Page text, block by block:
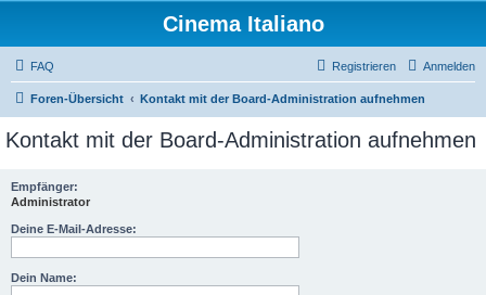
Cinema Italiano
FAQ Anmelden
Registrieren
Foren-Übersicht Kontakt mit der Board-Administration aufnehmen
Kontakt mit der Board-Administration aufnehmen
Empfänger:
Administrator
Deine E-Mail-Adresse:
Dein Name: